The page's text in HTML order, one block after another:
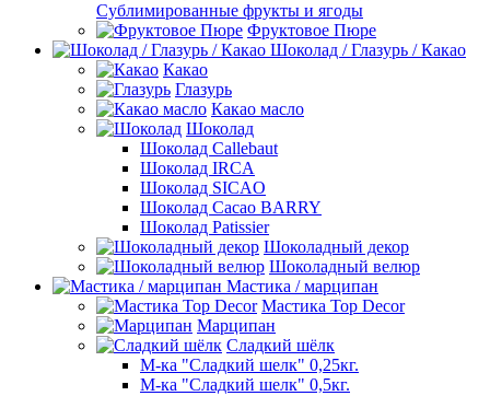
Сублимированные фрукты и ягоды
Фруктовое Пюре
Шоколад / Глазурь / Какао
Какао
Глазурь
Какао масло
Шоколад
Шоколад Callebaut
Шоколад IRCA
Шоколад SICAO
Шоколад Cacao BARRY
Шоколад Patissier
Шоколадный декор
Шоколадный велюр
Мастика / марципан
Мастика Top Decor
Марципан
Сладкий шёлк
М-ка "Сладкий шелк" 0,25кг.
М-ка "Сладкий шелк" 0,5кг.